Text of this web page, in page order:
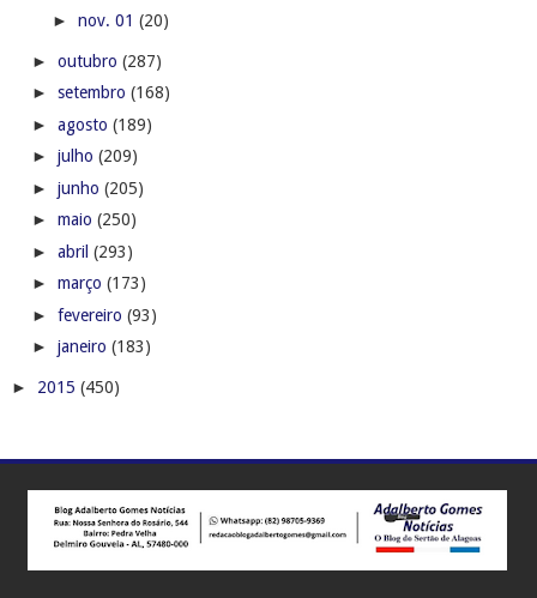
► nov. 01 (20)
► outubro (287)
► setembro (168)
► agosto (189)
► julho (209)
► junho (205)
► maio (250)
► abril (293)
► março (173)
► fevereiro (93)
► janeiro (183)
► 2015 (450)